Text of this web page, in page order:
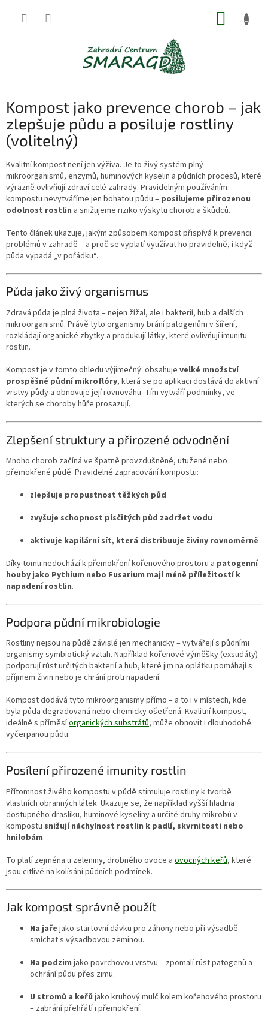
Kompost jako prevence chorob – jak
zlepšuje půdu a posiluje rostliny
(volitelný)
Kvalitní kompost není jen výživa. Je to živý systém plný
mikroorganismů, enzymů, huminových kyselin a půdních procesů, které
výrazně ovlivňují zdraví celé zahrady. Pravidelným používáním
kompostu nevytváříme jen bohatou půdu – posilujeme přirozenou
odolnost rostlin a snižujeme riziko výskytu chorob a škůdců.
Tento článek ukazuje, jakým způsobem kompost přispívá k prevenci
problémů v zahradě – a proč se vyplatí využívat ho pravidelně, i když
půda vypadá „v pořádku“.
Půda jako živý organismus
Zdravá půda je plná života – nejen žížal, ale i bakterií, hub a dalších
mikroorganismů. Právě tyto organismy brání patogenům v šíření,
rozkládají organické zbytky a produkují látky, které ovlivňují imunitu
rostlin.
Kompost je v tomto ohledu výjimečný: obsahuje velké množství
prospěšné půdní mikroflóry, která se po aplikaci dostává do aktivní
vrstvy půdy a obnovuje její rovnováhu. Tím vytváří podmínky, ve
kterých se choroby hůře prosazují.
Zlepšení struktury a přirozené odvodnění
Mnoho chorob začíná ve špatně provzdušněné, utužené nebo
přemokřené půdě. Pravidelné zapracování kompostu:
zlepšuje propustnost těžkých půd
zvyšuje schopnost písčitých půd zadržet vodu
aktivuje kapilární síť, která distribuuje živiny rovnoměrně
Díky tomu nedochází k přemokření kořenového prostoru a patogenní
houby jako Pythium nebo Fusarium mají méně příležitostí k
napadení rostlin.
Podpora půdní mikrobiologie
Rostliny nejsou na půdě závislé jen mechanicky – vytvářejí s půdními
organismy symbiotický vztah. Například kořenové výměšky (exsudáty)
podporují růst určitých bakterií a hub, které jim na oplátku pomáhají s
příjmem živin nebo je chrání proti napadení.
Kompost dodává tyto mikroorganismy přímo – a to i v místech, kde
byla půda degradovaná nebo chemicky ošetřená. Kvalitní kompost,
ideálně s příměsíorganických substrátů, může obnovit i dlouhodobě
vyčerpanou půdu.
Posílení přirozené imunity rostlin
Přítomnost živého kompostu v půdě stimuluje rostliny k tvorbě
vlastních obranných látek. Ukazuje se, že například vyšší hladina
dostupného draslíku, huminové kyseliny a určité druhy mikrobů v
kompostu snižují náchylnost rostlin k padlí, skvrnitosti nebo
hnilobám.
To platí zejména u zeleniny, drobného ovoce a ovocných keřů, které
jsou citlivé na kolísání půdních podmínek.
Jak kompost správně použít
Na jaře jako startovní dávku pro záhony nebo při výsadbě –
smíchat s výsadbovou zeminou.
Na podzim jako povrchovou vrstvu – zpomalí růst patogenů a
ochrání půdu přes zimu.
U stromů a keřů jako kruhový mulč kolem kořenového prostoru
– zabrání přehřátí i přemokření.